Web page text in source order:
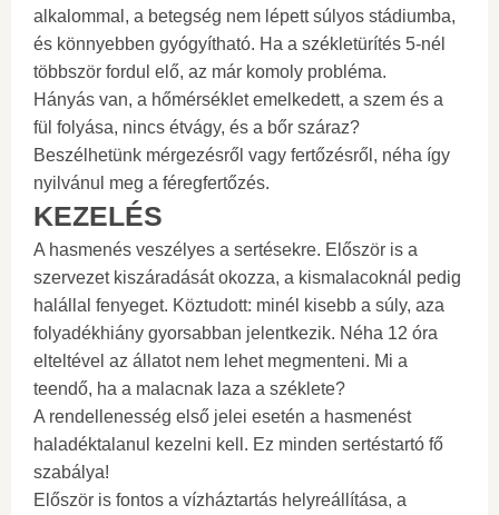
alkalommal, a betegség nem lépett súlyos stádiumba,
és könnyebben gyógyítható. Ha a székletürítés 5-nél
többször fordul elő, az már komoly probléma.
Hányás van, a hőmérséklet emelkedett, a szem és a
fül folyása, nincs étvágy, és a bőr száraz?
Beszélhetünk mérgezésről vagy fertőzésről, néha így
nyilvánul meg a féregfertőzés.
KEZELÉS
A hasmenés veszélyes a sertésekre. Először is a
szervezet kiszáradását okozza, a kismalacoknál pedig
halállal fenyeget. Köztudott: minél kisebb a súly, aza
folyadékhiány gyorsabban jelentkezik. Néha 12 óra
elteltével az állatot nem lehet megmenteni. Mi a
teendő, ha a malacnak laza a széklete?
A rendellenesség első jelei esetén a hasmenést
haladéktalanul kezelni kell. Ez minden sertéstartó fő
szabálya!
Először is fontos a vízháztartás helyreállítása, a